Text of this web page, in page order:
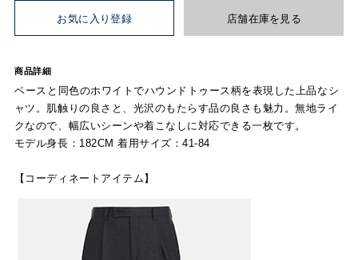
お気に入り登録 店舗在庫を見る
商品詳細
ベースと同色のホワイトでハウンドトゥース柄を表現した上品なシ
ャツ。肌触りの良さと、光沢のもたらす品の良さも魅力。無地ライ
クなので、幅広いシーンや着こなしに対応できる一枚です。
モデル身長：182CM 着用サイズ：41-84
【コーディネートアイテム】